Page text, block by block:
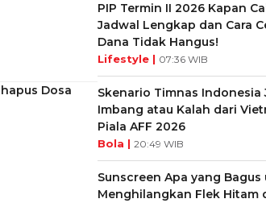
Dosa
PIP Termin II 2026 Kapan
Jadwal Lengkap dan Cara
Dana Tidak Hangus!
Lifestyle | 07:36 WIB
Skenario Timnas Indonesia
Imbang atau Kalah dari
Piala AFF 2026
Bola | 20:49 WIB
Sunscreen Apa yang Bagus
Menghilangkan Flek Hitam